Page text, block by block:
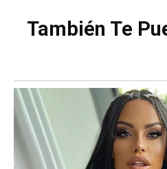
También Te